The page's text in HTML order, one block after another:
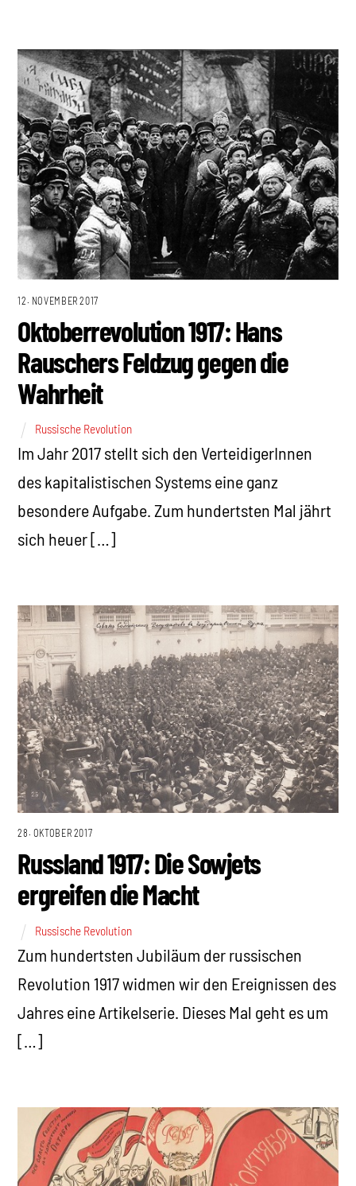
12. NOVEMBER 2017
Oktoberrevolution 1917: Hans
Rauschers Feldzug gegen die
Wahrheit
Russische Revolution
Im Jahr 2017 stellt sich den VerteidigerInnen
des kapitalistischen Systems eine ganz
besondere Aufgabe. Zum hundertsten Mal jährt
sich heuer […]
28. OKTOBER 2017
Russland 1917: Die Sowjets
ergreifen die Macht
Russische Revolution
Zum hundertsten Jubiläum der russischen
Revolution 1917 widmen wir den Ereignissen des
Jahres eine Artikelserie. Dieses Mal geht es um
[…]